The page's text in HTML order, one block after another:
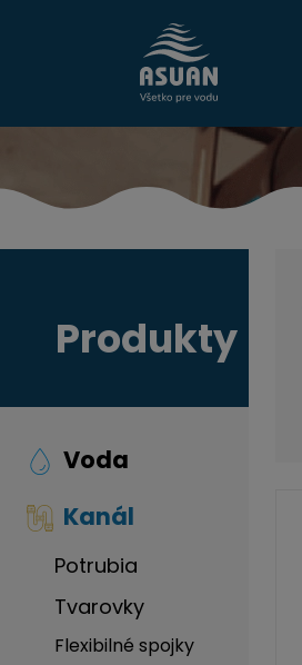
Produkty
Voda
Kanál
Potrubia
Tvarovky
Flexibilné spojky